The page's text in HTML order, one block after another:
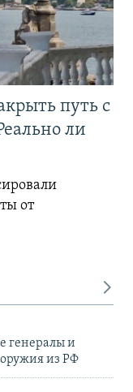
путь с
ли
от
генералы и
из РФ